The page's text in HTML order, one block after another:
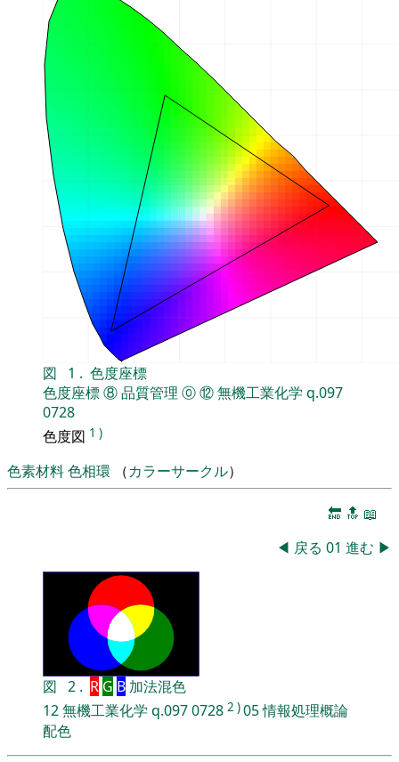
図 1 . 色度座標
色度座標⑧品質管理 ⓪⑫無機工業化学 q.097
0728
色度図 1 )
色素材料色相環 （カラーサークル）
🔚 🔝 📖
◀ 戻る 01 進む ▶
図 2 . R G B加法混色
12無機工業化学 q.0970728 2 )05情報処理概論
配色